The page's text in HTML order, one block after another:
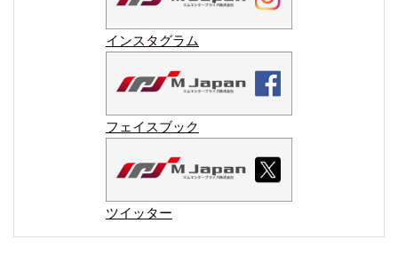
インスタグラム
フェイスブック
ツイッター